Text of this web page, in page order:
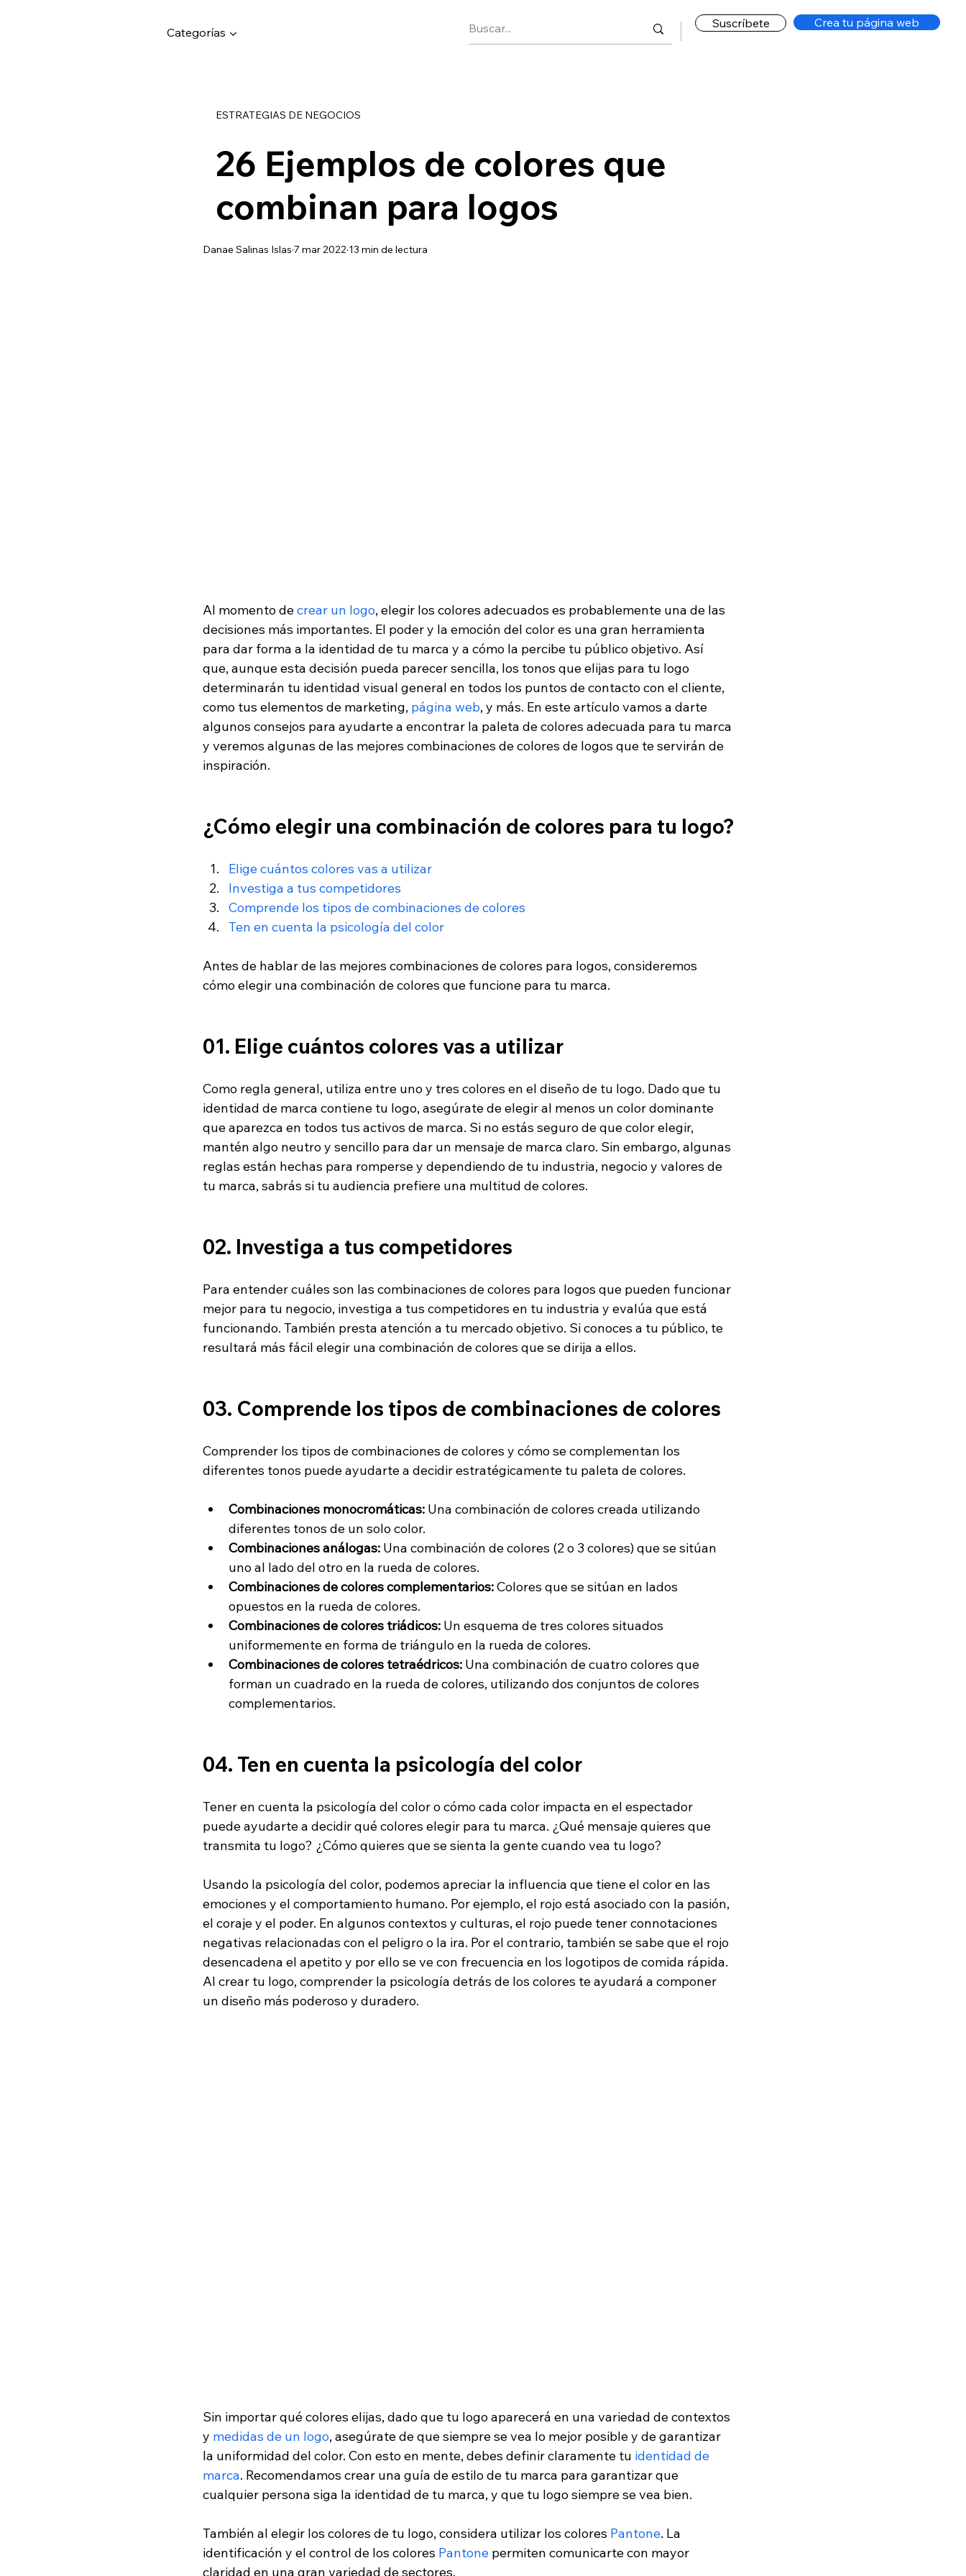
Categorías ▼
Suscríbete Crea tu página web
ESTRATEGIAS DE NEGOCIOS
26 Ejemplos de colores que
combinan para logos
Danae Salinas Islas 7 mar 2022 13 min de lectura
Al momento de crear un logo, elegir los colores adecuados es probablemente una de las
decisiones más importantes. El poder y la emoción del color es una gran herramienta
para dar forma a la identidad de tu marca y a cómo la percibe tu público objetivo. Así
que, aunque esta decisión pueda parecer sencilla, los tonos que elijas para tu logo
determinarán tu identidad visual general en todos los puntos de contacto con el cliente,
como tus elementos de marketing, página web, y más. En este artículo vamos a darte
algunos consejos para ayudarte a encontrar la paleta de colores adecuada para tu marca
y veremos algunas de las mejores combinaciones de colores de logos que te servirán de
inspiración.
¿Cómo elegir una combinación de colores para tu logo?
Elige cuántos colores vas a utilizar
Investiga a tus competidores
Comprende los tipos de combinaciones de colores
Ten en cuenta la psicología del color
Antes de hablar de las mejores combinaciones de colores para logos, consideremos
cómo elegir una combinación de colores que funcione para tu marca.
01. Elige cuántos colores vas a utilizar
Como regla general, utiliza entre uno y tres colores en el diseño de tu logo. Dado que tu
identidad de marca contiene tu logo, asegúrate de elegir al menos un color dominante
que aparezca en todos tus activos de marca. Si no estás seguro de que color elegir,
mantén algo neutro y sencillo para dar un mensaje de marca claro. Sin embargo, algunas
reglas están hechas para romperse y dependiendo de tu industria, negocio y valores de
tu marca, sabrás si tu audiencia prefiere una multitud de colores.
02. Investiga a tus competidores
Para entender cuáles son las combinaciones de colores para logos que pueden funcionar
mejor para tu negocio, investiga a tus competidores en tu industria y evalúa que está
funcionando. También presta atención a tu mercado objetivo. Si conoces a tu público, te
resultará más fácil elegir una combinación de colores que se dirija a ellos.
03. Comprende los tipos de combinaciones de colores
Comprender los tipos de combinaciones de colores y cómo se complementan los
diferentes tonos puede ayudarte a decidir estratégicamente tu paleta de colores.
Combinaciones monocromáticas: Una combinación de colores creada utilizando
diferentes tonos de un solo color.
Combinaciones análogas: Una combinación de colores (2 o 3 colores) que se sitúan
uno al lado del otro en la rueda de colores.
Combinaciones de colores complementarios: Colores que se sitúan en lados
opuestos en la rueda de colores.
Combinaciones de colores triádicos: Un esquema de tres colores situados
uniformemente en forma de triángulo en la rueda de colores.
Combinaciones de colores tetraédricos: Una combinación de cuatro colores que
forman un cuadrado en la rueda de colores, utilizando dos conjuntos de colores
complementarios.
04. Ten en cuenta la psicología del color
Tener en cuenta la psicología del color o cómo cada color impacta en el espectador
puede ayudarte a decidir qué colores elegir para tu marca. ¿Qué mensaje quieres que
transmita tu logo? ¿Cómo quieres que se sienta la gente cuando vea tu logo?
Usando la psicología del color, podemos apreciar la influencia que tiene el color en las
emociones y el comportamiento humano. Por ejemplo, el rojo está asociado con la pasión,
el coraje y el poder. En algunos contextos y culturas, el rojo puede tener connotaciones
negativas relacionadas con el peligro o la ira. Por el contrario, también se sabe que el rojo
desencadena el apetito y por ello se ve con frecuencia en los logotipos de comida rápida.
Al crear tu logo, comprender la psicología detrás de los colores te ayudará a componer
un diseño más poderoso y duradero.
Sin importar qué colores elijas, dado que tu logo aparecerá en una variedad de contextos
y medidas de un logo, asegúrate de que siempre se vea lo mejor posible y de garantizar
la uniformidad del color. Con esto en mente, debes definir claramente tu identidad de
marca. Recomendamos crear una guía de estilo de tu marca para garantizar que
cualquier persona siga la identidad de tu marca, y que tu logo siempre se vea bien.
También al elegir los colores de tu logo, considera utilizar los colores Pantone. La
identificación y el control de los colores Pantone permiten comunicarte con mayor
claridad en una gran variedad de sectores.